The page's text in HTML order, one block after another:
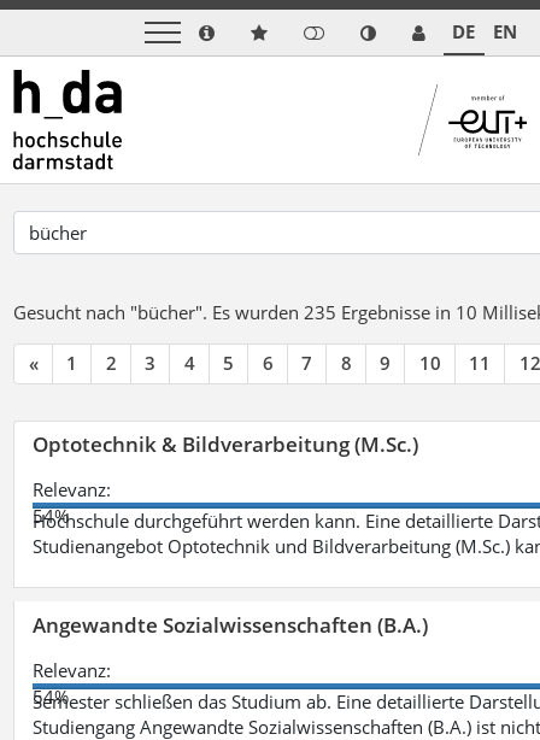
DE EN
Gesucht nach "bücher". Es wurden 235 Ergebnisse in 10
« 1 2 3 4 5 6 7 8 9 10 11 12
Optotechnik & Bildverarbeitung (M.Sc.)
Relevanz:
54%
Hochschule durchgeführt werden kann. Eine detaillierte
Studienangebot Optotechnik und Bildverarbeitung (M.Sc.)
Angewandte Sozialwissenschaften (B.A.)
Relevanz:
54%
Semester schließen das Studium ab. Eine detaillierte
Studiengang Angewandte Sozialwissenschaften (B.A.) ist